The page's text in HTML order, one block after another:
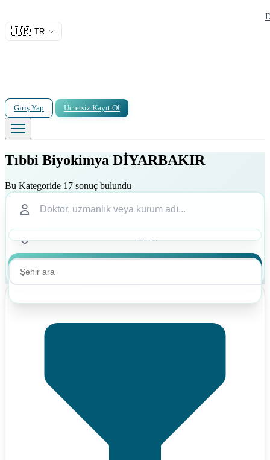
🇹🇷 TR
Giriş Yap Ücretsiz Kayıt Ol
Tıbbi Biyokimya DİYARBAKIR
Bu Kategoride 17 sonuç bulundu